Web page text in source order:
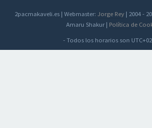
2pacmakaveli.es | Webmaster: Jorge Rey| 2004 -
Amaru Shakur | Política de
- Todos los horarios son